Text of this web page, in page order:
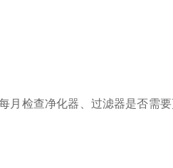
检查净化器、过滤器是否需要